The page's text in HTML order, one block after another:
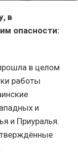
в
опасности:
в целом
работы
и
и Приуралья.